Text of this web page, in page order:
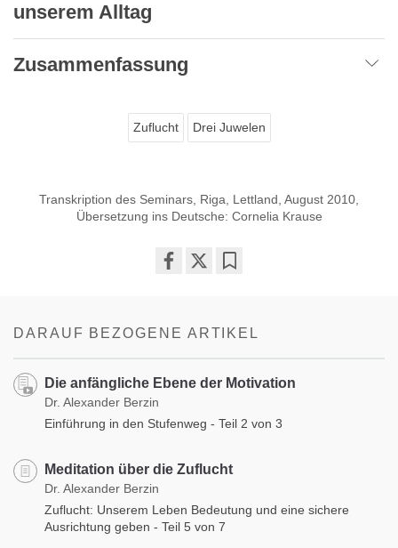
unserem Alltag
Zusammenfassung
Zuflucht Drei Juwelen
Transkription des Seminars, Riga, Lettland, August 2010,
Übersetzung ins Deutsche: Cornelia Krause
DARAUF BEZOGENE ARTIKEL
Die anfängliche Ebene der Motivation
Dr. Alexander Berzin
Einführung in den Stufenweg - Teil 2 von 3
Meditation über die Zuflucht
Dr. Alexander Berzin
Zuflucht: Unserem Leben Bedeutung und eine sichere
Ausrichtung geben - Teil 5 von 7